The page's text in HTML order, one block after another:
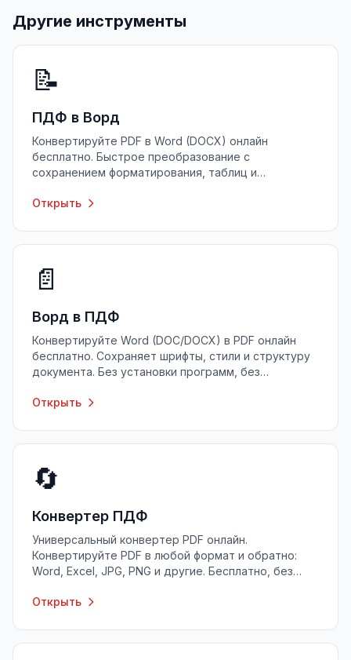
Другие инструменты
📝
ПДФ в Ворд
Конвертируйте PDF в Word (DOCX) онлайн
бесплатно. Быстрое преобразование с
сохранением форматирования, таблиц и
Открыть
📄
Ворд в ПДФ
Конвертируйте Word (DOC/DOCX) в PDF онлайн
бесплатно. Сохраняет шрифты, стили и структуру
документа. Без установки программ, без
Открыть
🔄
Конвертер ПДФ
Универсальный конвертер PDF онлайн.
Конвертируйте PDF в любой формат и обратно:
Word, Excel, JPG, PNG и другие. Бесплатно, без
Открыть